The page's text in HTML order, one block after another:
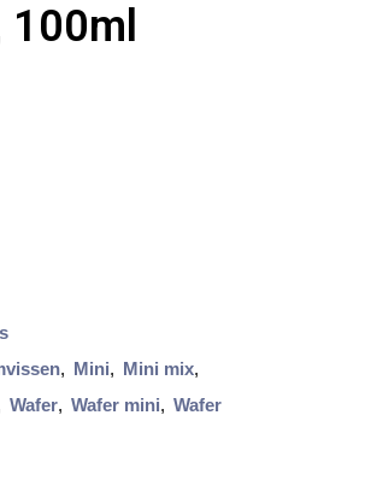
, Mini, Mini mix,
Wafer, Wafer mini, Wafer